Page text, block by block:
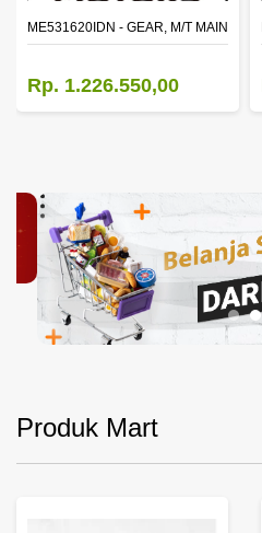
2ND SPEED (M035S5)
ME531620IDN - GEAR, M/T MAIN
Rp. 1.226.550,00
Produk Mart